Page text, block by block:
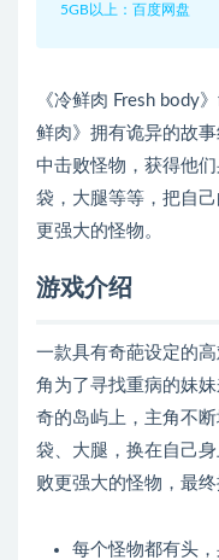
5GB以上：百度网盘
《冷鲜肉 Fresh body
鲜肉》拥有诡异的故
中击败怪物，获得他
袋，大腿等等，把自
更强大的怪物。
游戏介绍
一款具有奇葩设定的
角为了寻找重病的妹
奇的岛屿上，主角不
袋、大腿，换在自己
败更强大的怪物，最
每个怪物都有头